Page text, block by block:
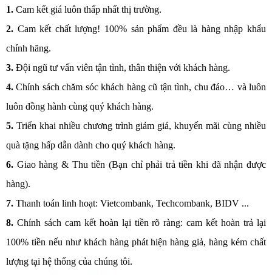
1. Cam kết giá luôn thấp nhất thị trường.
2. Cam kết chất lượng! 100% sản phẩm đều là hàng nhập khẩu
chính hãng.
3. Đội ngũ tư vấn viên tận tình, thân thiện với khách hàng.
4. Chính sách chăm sóc khách hàng cũ tận tình, chu đáo… và luôn
luôn đồng hành cùng quý khách hàng.
5. Triển khai nhiều chương trình giảm giá, khuyến mãi cùng nhiều
quà tặng hấp dẫn dành cho quý khách hàng.
6. Giao hàng & Thu tiền (Bạn chỉ phải trả tiền khi đã nhận được
hàng).
7. Thanh toán linh hoạt: Vietcombank, Techcombank, BIDV ...
8. Chính sách cam kết hoàn lại tiền rõ ràng: cam kết hoàn trả lại
100% tiền nếu như khách hàng phát hiện hàng giả, hàng kém chất
lượng tại hệ thống của chúng tôi.